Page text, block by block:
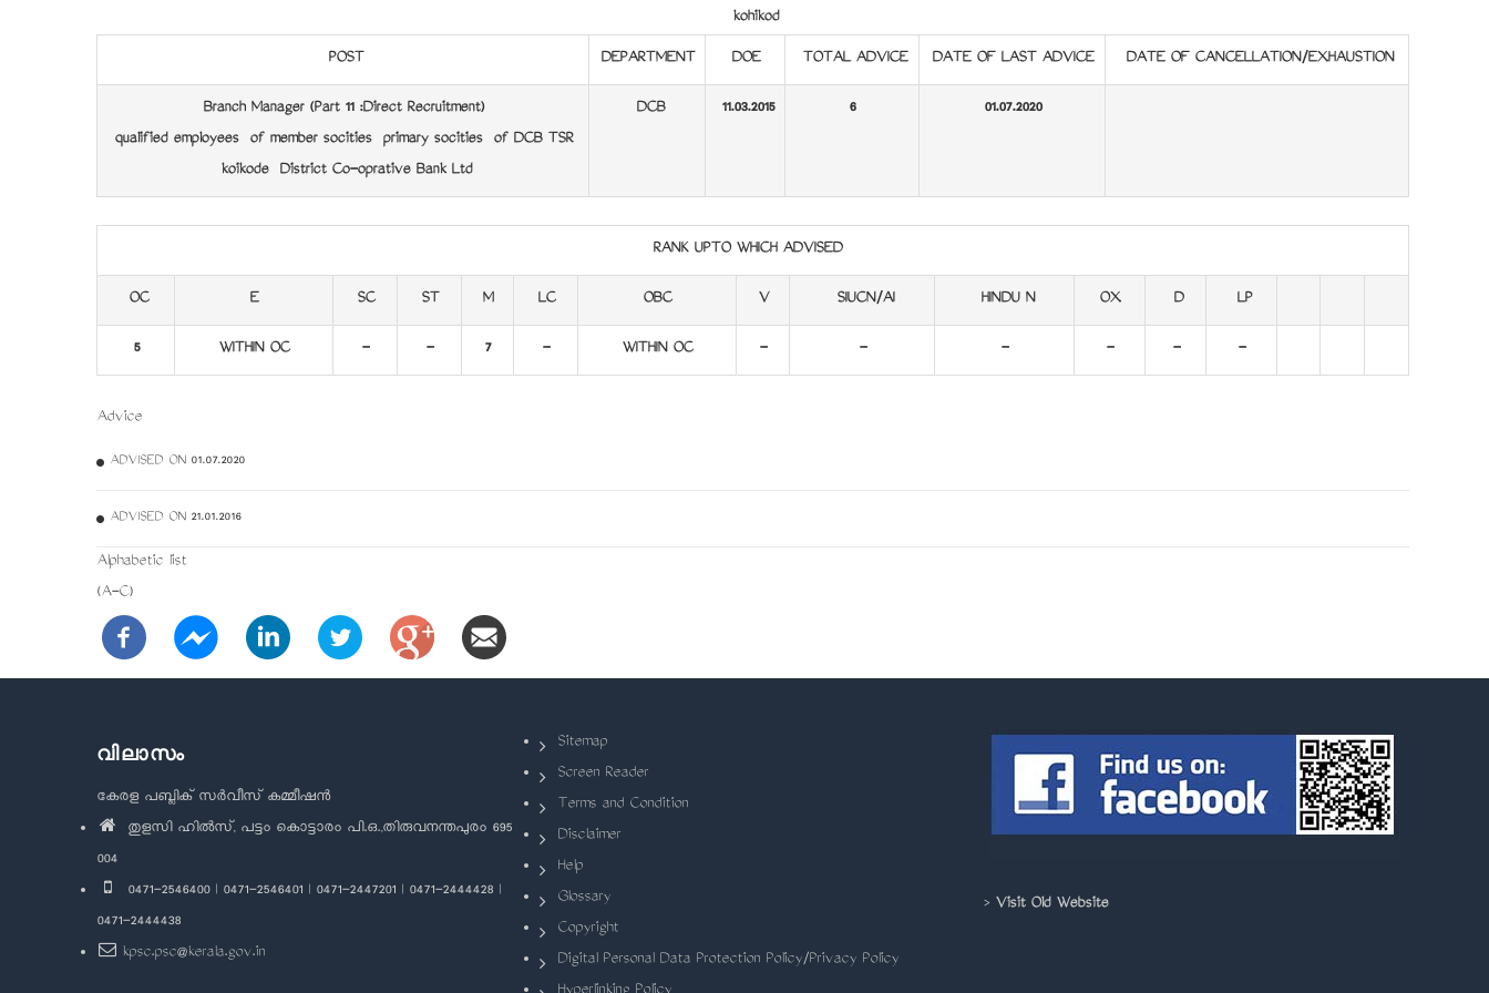
kozhikod
POST
DEPARTMENT DOE TOTAL ADVICE DATE OF LAST ADVICE DATE OF CANCELLATION/EXHAUSTION
Branch Manager (Part 11 :Direct Recruitment)
qualified employees of member socities primary socities of DCB TSR
kozikode District Co-oprative Bank Ltd
DCB 11.03.2015 6 01.07.2020
RANK UPTO WHICH ADVISED
OC E SC ST M LC OBC V SIUCN/AI HINDU N OX D LP
5 WITHIN OC - - 7 - WITHIN OC - - - - - -
Advice
ADVISED ON 01.07.2020
ADVISED ON 21.01.2016
Alphabetic list
(A-C)
വിലാസം
കേരള പബ്ലിക് സർവീസ് കമ്മീഷൻ
തുളസി ഹിൽസ്, പട്ടം കൊട്ടാരം പി.ഒ.,തിരുവനന്തപുരം 695
004
0471-2546400 | 0471-2546401 | 0471-2447201 | 0471-2444428 |
0471-2444438
kpsc.psc@kerala.gov.in
Sitemap
Screen Reader
Terms and Condition
Disclaimer
Help
Glossary
Copyright
Digital Personal Data Protection Policy/Privacy Policy
> Visit Old Website